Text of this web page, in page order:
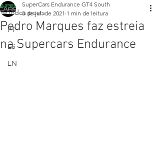
Todos posts
PT
ES
EN
Pedro Marques faz estreia
na Supercars Endurance
SuperCars Endurance GT4 South
3 de jul. de 2021 1 min de leitura